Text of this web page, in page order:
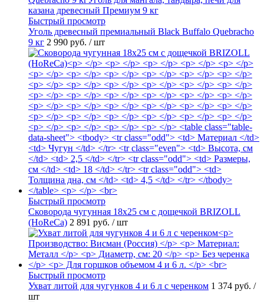
Быстрый просмотр
Уголь древесный премиальный Black Buffalo Quebracho
9 кг 2 990 руб. / шт
Быстрый просмотр
Сковорода чугунная 18х25 см с дощечкой BRIZOLL
(HoReCa) 2 891 руб. / шт
Быстрый просмотр
Ухват литой для чугунков 4 и 6 л с черенком 1 374 руб. /
шт